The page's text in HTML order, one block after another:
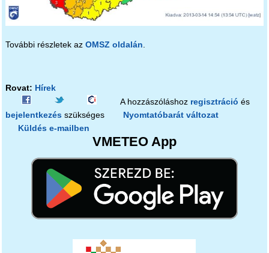
További részletek az OMSZ oldalán.
Rovat: Hírek
A hozzászóláshoz regisztráció és
bejelentkezés szükséges
Nyomtatóbarát változat
Küldés e-mailben
VMETEO App